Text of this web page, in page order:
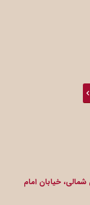
شمالی، خیابان امام